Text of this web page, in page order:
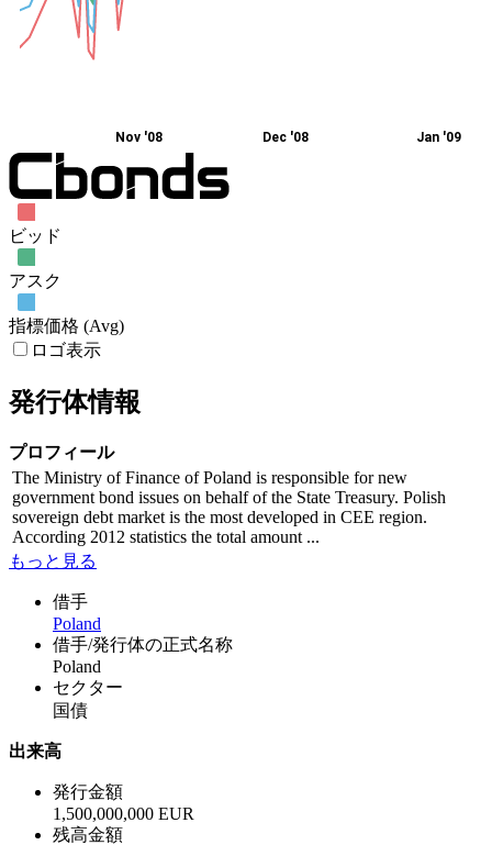
Nov '08 Dec '08 Jan '09
ビッド
アスク
指標価格 (Avg)
ロゴ表示
発行体情報
プロフィール
The Ministry of Finance of Poland is responsible for new
government bond issues on behalf of the State Treasury. Polish
sovereign debt market is the most developed in CEE region.
According 2012 statistics the total amount ...
もっと見る
借手
Poland
借手/発行体の正式名称
Poland
セクター
国債
出来高
発行金額
1,500,000,000 EUR
残高金額